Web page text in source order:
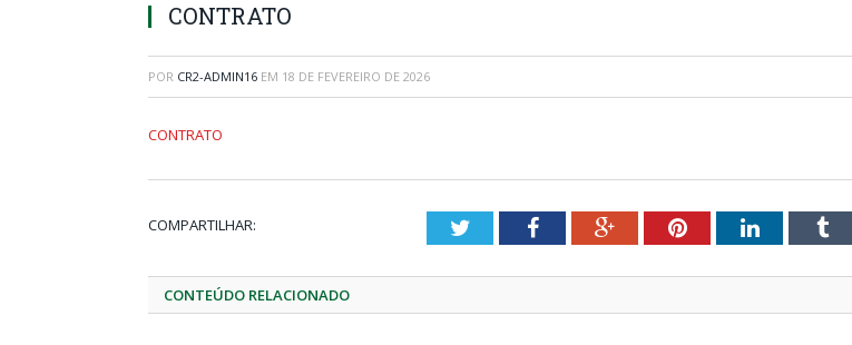
CONTRATO
POR CR2-ADMIN16 EM 18 DE FEVEREIRO DE 2026
CONTRATO
COMPARTILHAR: TwitterFacebookGoogle+PinterestLinkedIn
CONTEÚDO RELACIONADO